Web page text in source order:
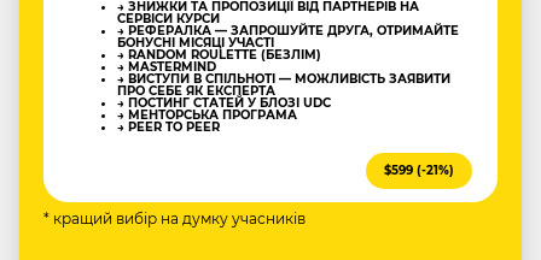
→ ЗНИЖКИ ТА ПРОПОЗИЦІЇ ВІД ПАРТНЕРІВ НА
СЕРВІСИ КУРСИ
→ РЕФЕРАЛКА — ЗАПРОШУЙТЕ ДРУГА, ОТРИМАЙТЕ
БОНУСНІ МІСЯЦІ УЧАСТІ
→ RANDOM ROULETTE (БЕЗЛІМ)
→ MASTERMIND
→ ВИСТУПИ В СПІЛЬНОТІ — МОЖЛИВІСТЬ ЗАЯВИТИ
ПРО СЕБЕ ЯК ЕКСПЕРТА
→ ПОСТИНГ СТАТЕЙ У БЛОЗІ UDC
→ МЕНТОРСЬКА ПРОГРАМА
→ PEER TO PEER
$599 (-21%)
* кращий вибір на думку учасників